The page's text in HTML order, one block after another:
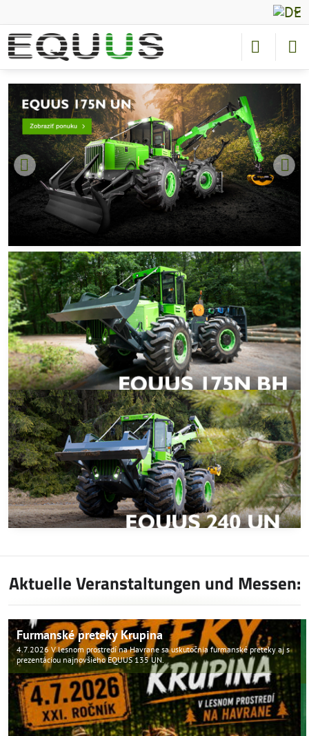
Aktuelle Veranstaltungen und Messen:
Furmanské preteky Krupina
4.7.2026 V lesnom prostredí na Havrane sa uskutočnia furmanské preteky aj s
prezentáciou najnovšieho EQUUS 135 UN.